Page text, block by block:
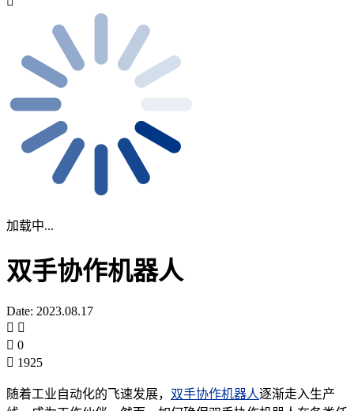
加载中...
双手协作机器人
Date: 2023.08.17
0
1925
随着工业自动化的飞速发展， 双手协作机器人逐渐走入生产